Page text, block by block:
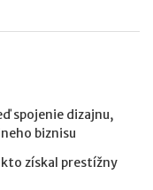
spojenie dizajnu,
biznisu
získal prestížny